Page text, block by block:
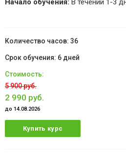
Начало обучения: В течении 1-3
36
6 дней
5 900 руб.
2 990 руб.
до 14.08.2026
Купить курс